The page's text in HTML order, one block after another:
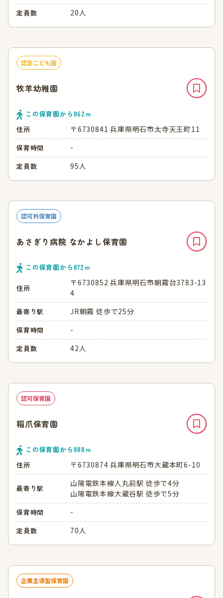
定員数 20人
認定こども園
牧羊幼稚園
この保育園から862ｍ
住所
〒6730841 兵庫県明石市太寺天王町11
保育時間 -
定員数 95人
認可外保育園
あさぎり病院 なかよし保育園
この保育園から872ｍ
住所
〒6730852 兵庫県明石市朝霧台3783-13
4
最寄り駅 JR朝霧 徒歩で25分
保育時間 -
定員数 42人
認可保育園
稲爪保育園
この保育園から888ｍ
住所
〒6730874 兵庫県明石市大蔵本町6-10
最寄り駅
山陽電鉄本線人丸前駅 徒歩で4分
山陽電鉄本線大蔵谷駅 徒歩で5分
保育時間 -
定員数 70人
企業主導型保育園